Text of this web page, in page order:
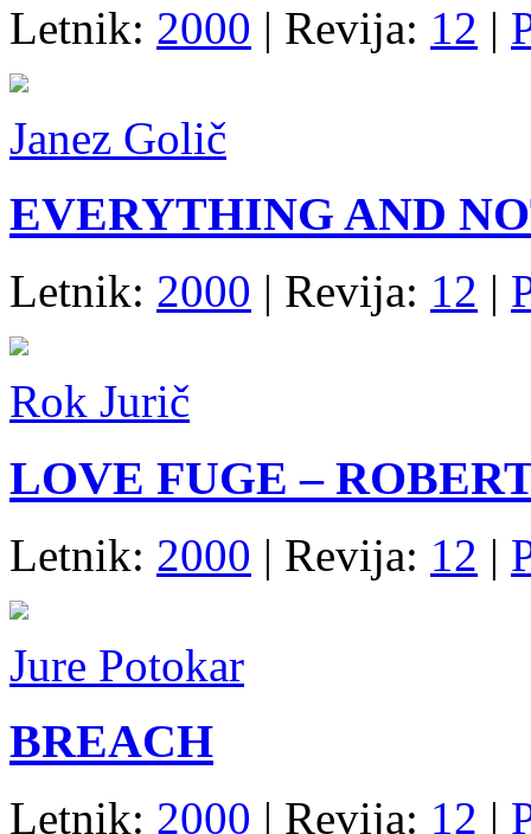
Letnik: 2000 | Revija: 12 |
Janez Golič
EVERYTHING AND
Letnik: 2000 | Revija: 12 |
Rok Jurič
LOVE FUGE –
Letnik: 2000 | Revija: 12 |
Jure Potokar
BREACH
Letnik: 2000 | Revija: 12 |